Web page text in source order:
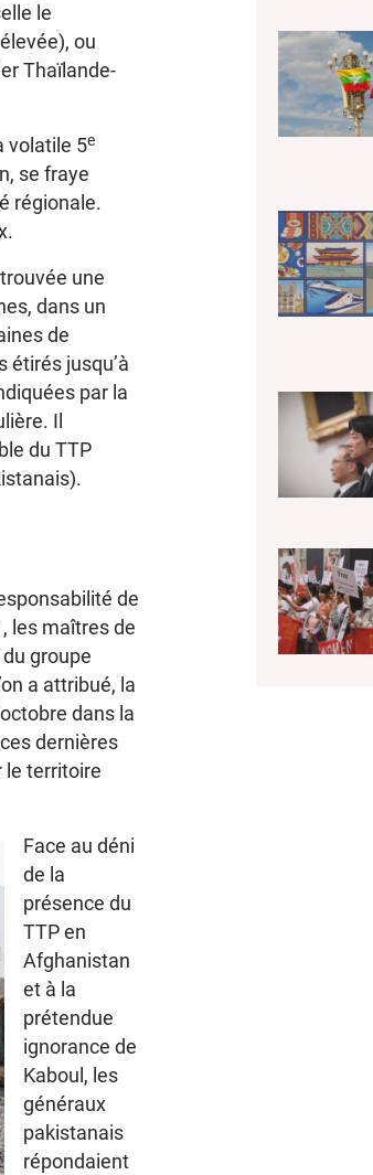
le
ou
Thaïlande-
volatile 5e
se fraye
régionale.
une
dans un
de
étirés jusqu’à
par la
Il
du TTP
de
les maîtres de
groupe
a attribué, la
dans la
dernières
le territoire
Face au déni
de la
présence du
TTP en
Afghanistan
et à la
prétendue
ignorance de
Kaboul, les
généraux
pakistanais
répondaient